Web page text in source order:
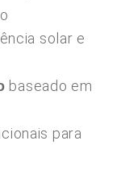
solar e
baseado em
para